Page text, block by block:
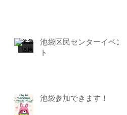
池袋区民センターイベン
ト
池袋参加できます！